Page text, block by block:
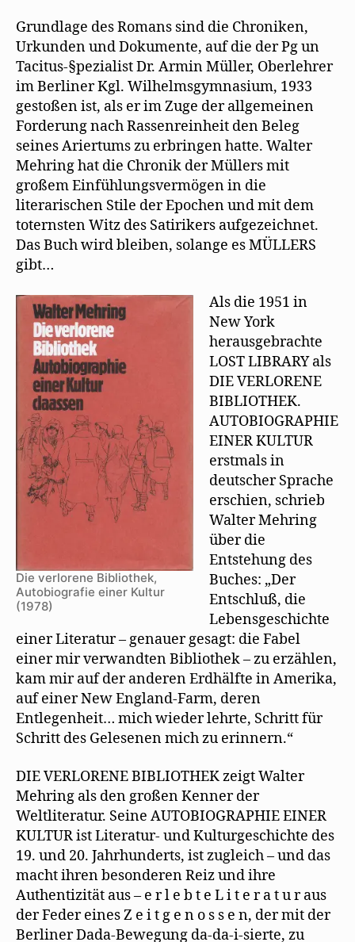
Grundlage des Romans sind die Chroniken,
Urkunden und Dokumente, auf die der Pg un
Tacitus-§pezialist Dr. Armin Müller, Oberlehrer
im Berliner Kgl. Wilhelmsgymnasium, 1933
gestoßen ist, als er im Zuge der allgemeinen
Forderung nach Rassenreinheit den Beleg
seines Ariertums zu erbringen hatte. Walter
Mehring hat die Chronik der Müllers mit
großem Einfühlungsvermögen in die
literarischen Stile der Epochen und mit dem
toternsten Witz des Satirikers aufgezeichnet.
Das Buch wird bleiben, solange es MÜLLERS
gibt…
Die verlorene Bibliothek,
Autobiografie einer Kultur
(1978)
Als die 1951 in
New York
herausgebrachte
LOST LIBRARY als
DIE VERLORENE
BIBLIOTHEK.
AUTOBIOGRAPHIE
EINER KULTUR
erstmals in
deutscher Sprache
erschien, schrieb
Walter Mehring
über die
Entstehung des
Buches: „Der
Entschluß, die
Lebensgeschichte
einer Literatur – genauer gesagt: die Fabel
einer mir verwandten Bibliothek – zu erzählen,
kam mir auf der anderen Erdhälfte in Amerika,
auf einer New England-Farm, deren
Entlegenheit… mich wieder lehrte, Schritt für
Schritt des Gelesenen mich zu erinnern.“
DIE VERLORENE BIBLIOTHEK zeigt Walter
Mehring als den großen Kenner der
Weltliteratur. Seine AUTOBIOGRAPHIE EINER
KULTUR ist Literatur- und Kulturgeschichte des
19. und 20. Jahrhunderts, ist zugleich – und das
macht ihren besonderen Reiz und ihre
Authentizität aus – e r l e b t e L i t e r a t u r aus
der Feder eines Z e i t g e n o s s e n, der mit der
Berliner Dada-Bewegung da-da-i-sierte, zu